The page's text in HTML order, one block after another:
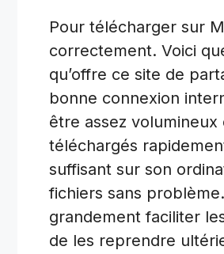
Pour télécharger sur
correctement. Voici
qu’offre ce site de
bonne connexion
être assez
téléchargés
suffisant sur son
fichiers sans
grandement faciliter
de les reprendre